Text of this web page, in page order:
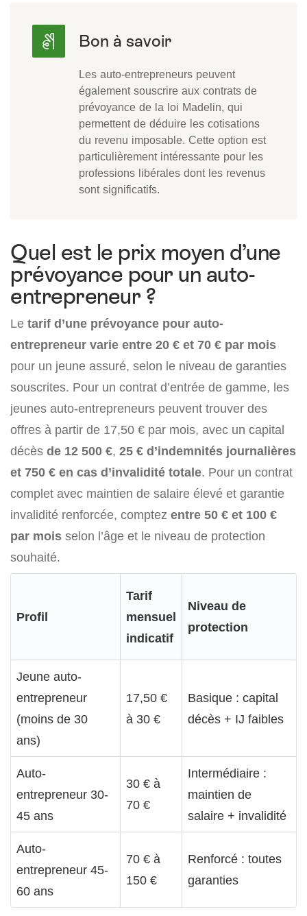
Les auto-entrepreneurs peuvent
également souscrire aux contrats de
prévoyance de la loi Madelin, qui
permettent de déduire les cotisations
du revenu imposable. Cette option est
particulièrement intéressante pour les
professions libérales dont les revenus
sont significatifs.
Quel est le prix moyen d’une
prévoyance pour un auto-
entrepreneur ?
Le tarif d’une prévoyance pour auto-
entrepreneur varie entre 20 € et 70 € par mois
pour un jeune assuré, selon le niveau de garanties
souscrites. Pour un contrat d’entrée de gamme, les
jeunes auto-entrepreneurs peuvent trouver des
offres à partir de 17,50 € par mois, avec un capital
décès de 12 500 €, 25 € d’indemnités journalières
et 750 € en cas d’invalidité totale. Pour un contrat
complet avec maintien de salaire élevé et garantie
invalidité renforcée, comptez entre 50 € et 100 €
par mois selon l’âge et le niveau de protection
souhaité.
Profil
Tarif
mensuel
indicatif
Niveau de
protection
Jeune auto-
entrepreneur
(moins de 30
ans)
17,50 €
à 30 €
Basique : capital
décès + IJ faibles
Auto-
entrepreneur 30-
45 ans
30 € à
70 €
Intermédiaire :
maintien de
salaire + invalidité
Auto-
entrepreneur 45-
60 ans
70 € à
150 €
Renforcé : toutes
garanties